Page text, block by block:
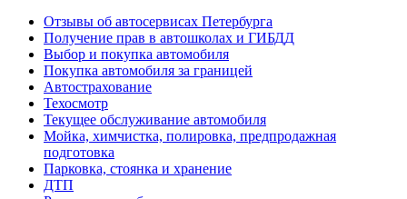
Отзывы об автосервисах Петербурга
Получение прав в автошколах и ГИБДД
Выбор и покупка автомобиля
Покупка автомобиля за границей
Автострахование
Техосмотр
Текущее обслуживание автомобиля
Мойка, химчистка, полировка, предпродажная
подготовка
Парковка, стоянка и хранение
ДТП